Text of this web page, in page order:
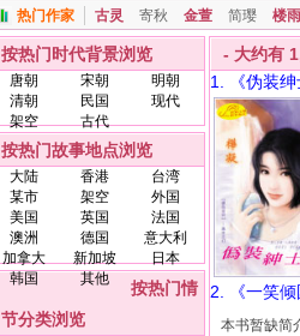
热门作家 古灵 寄秋 金萱 简璎 楼
按热门时代背景浏览
唐朝 宋朝
明朝
清朝
民国
现代
架空
古代
按热门故事地点浏览
大陆 香港
台湾
某市
架空
外国
美国
英国
法国
澳洲
德国
意大利
加拿大
新加坡
日本
韩国
其他
按热门情
节分类浏览
- 大约有
1. 《伪装绅
2. 《一笑倾
本书暂缺简